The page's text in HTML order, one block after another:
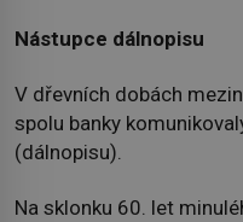
Nástupce dálnopisu
V dřevních dobách
spolu banky
(dálnopisu).
Na sklonku 60. let